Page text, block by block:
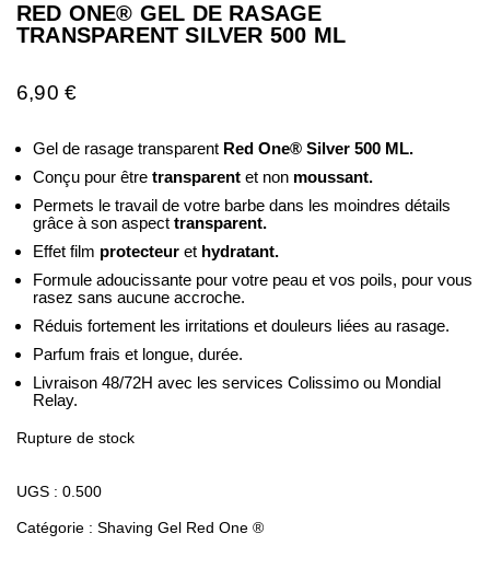
RED ONE® GEL DE RASAGE
TRANSPARENT SILVER 500 ML
6,90 €
Gel de rasage transparent Red One® Silver 500 ML.
Conçu pour être transparent et non moussant.
Permets le travail de votre barbe dans les moindres détails
grâce à son aspect transparent.
Effet film protecteur et hydratant.
Formule adoucissante pour votre peau et vos poils, pour vous
rasez sans aucune accroche.
Réduis fortement les irritations et douleurs liées au rasage.
Parfum frais et longue, durée.
Livraison 48/72H avec les services Colissimo ou Mondial
Relay.
Rupture de stock
UGS : 0.500
Catégorie : Shaving Gel Red One ®